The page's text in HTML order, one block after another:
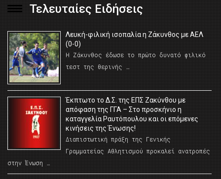
Τελευταίες Ειδήσεις
Λευκή-φιλική ισοπαλία η Ζάκυνθος με ΑΕΛ
(0-0)
Η Ζάκυνθος έδωσε το πρώτο δυνατό φιλικό
τεστ της θερινής …
Έκπτωτο το Δ.Σ. της ΕΠΣ Ζακύνθου με
απόφαση της ΓΓΑ – Στο προσκήνιο η
καταγγελία Ραυτόπουλου και οι επόμενες
κινήσεις της Ένωσης!
Διαπιστωτική πράξη της Γενικής
Γραμματείας Αθλητισμού προκαλεί ανατροπές
στην Ένωση …